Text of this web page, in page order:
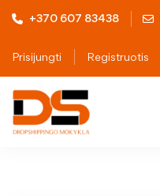
+370 607 83438
Prisijungti Registruotis